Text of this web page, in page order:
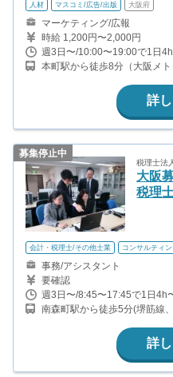
人材 マスコミ/広告/出版 大阪府
マーケティング/広報
時給 1,200円〜2,000円
週3日〜/10:00〜19:00で1日
本町駅から徒歩8分（大阪メ
歩7分（大阪メトロ堺筋線、京
詳
募集停止中
税理士法
大阪
税理
会計・税理士/その他士業 コンサルティ
事務/アシスタント
要確認
週3日〜/8:45〜17:45で1日4h
南森町駅から徒歩5分(堺筋線
分(京阪本線、堺筋線)
詳